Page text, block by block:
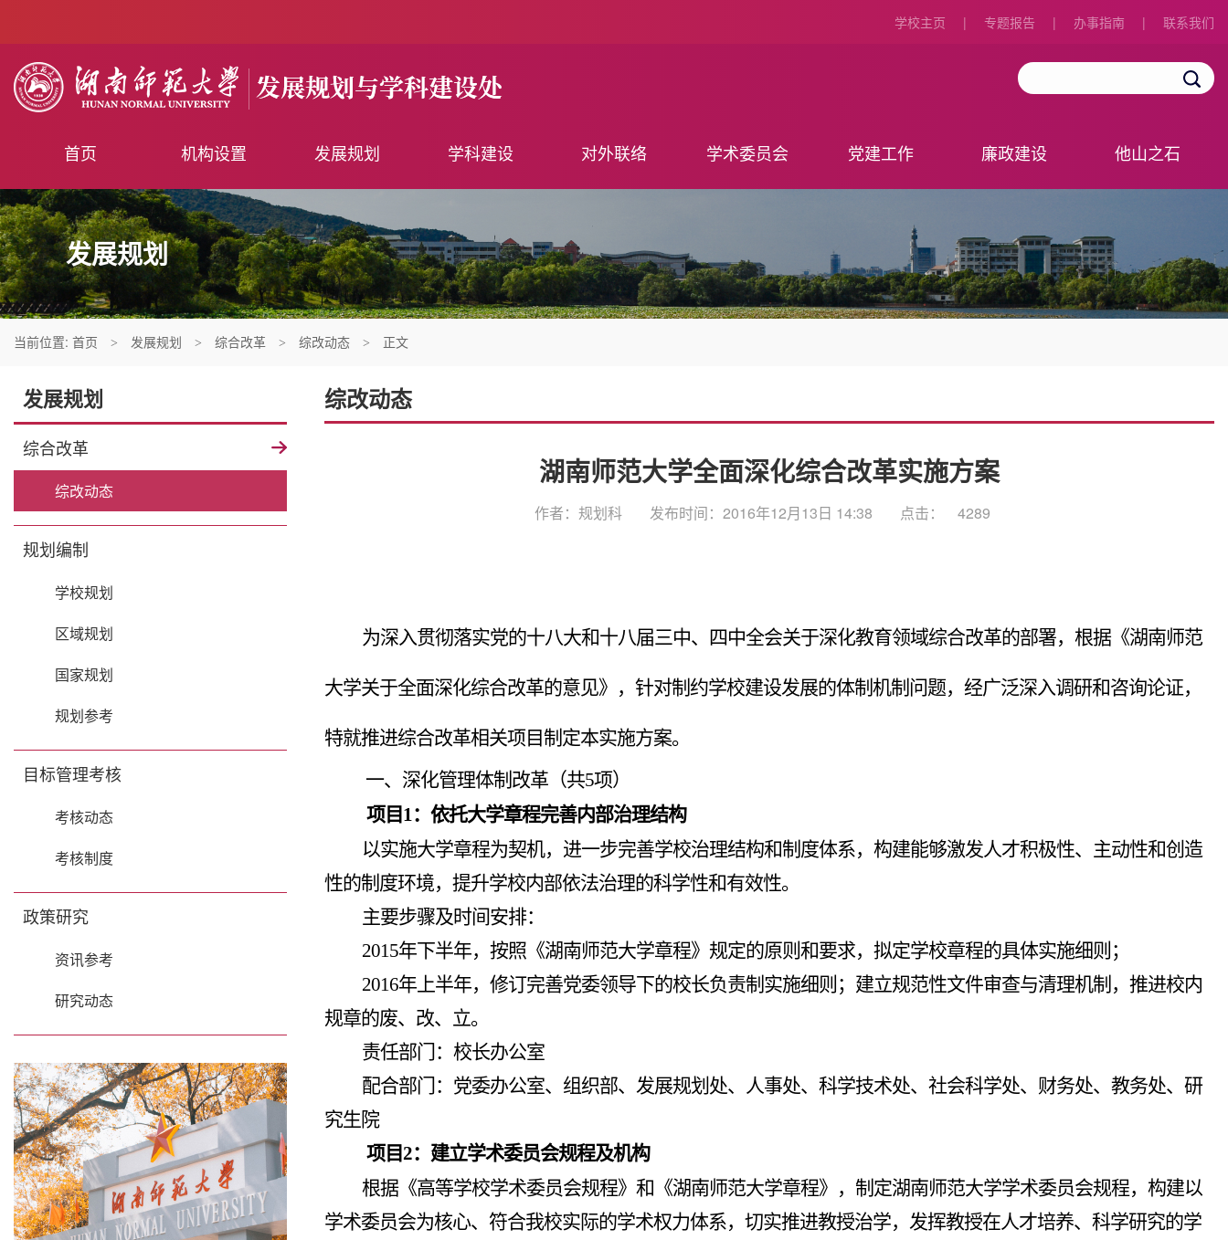
学校主页 | 专题报告 | 办事指南 | 联系我们
首页 机构设置 发展规划 学科建设 对外联络 学术委员会 党建工作 廉政建设 他山之石
发展规划
当前位置: 首页 > 发展规划 > 综合改革 > 综改动态 > 正文
发展规划
综合改革
综改动态
规划编制
学校规划
区域规划
国家规划
规划参考
目标管理考核
考核动态
考核制度
政策研究
资讯参考
研究动态
综改动态
湖南师范大学全面深化综合改革实施方案
作者：规划科 发布时间：2016年12月13日 14:38 点击： 4289
为深入贯彻落实党的十八大和十八届三中、四中全会关于深化教育领域综合改革的部署，根据《湖南师范
大学关于全面深化综合改革的意见》，针对制约学校建设发展的体制机制问题，经广泛深入调研和咨询论证，
特就推进综合改革相关项目制定本实施方案。
一、深化管理体制改革 （共5项）
项目 1：依托大学章程完善内部治理结构
以实施大学章程为契机，进一步完善学校治理结构和制度体系，构建能够激发人才积极性、主动性和创造
性的制度环境，提升学校内部依法治理的科学性和有效性。
主要步骤及时间安排：
2015年下半年，按照《湖南师范大学章程》规定的原则和要求，拟定学校章程的具体实施细则；
2016年上半年，修订完善党委领导下的校长负责制实施细则；建立规范性文件审查与清理机制，推进校内
规章的废、改、立。
责任部门：校长办公室
配合部门：党委办公室、组织部、发展规划处、人事处、科学技术处、社会科学处、财务处、教务处、研
究生院
项目2：建立学术委员会规程及机构
根据《高等学校学术委员会规程》和《湖南师范大学章程》，制定湖南师范大学学术委员会规程，构建以
学术委员会为核心、符合我校实际的学术权力体系，切实推进教授治学，发挥教授在人才培养、科学研究的学